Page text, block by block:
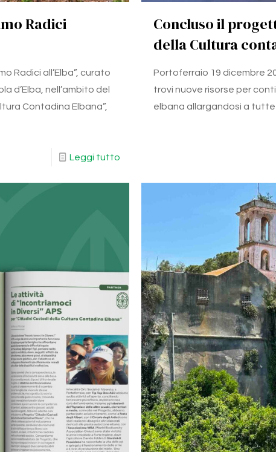
Radici
Radici all’Elba”, curato
d’Elba, nell’ambito del
Contadina Elbana”,
Leggi tutto
Concluso il
della Cultura
Portoferraio 19 dicembre
trovi nuove risorse per
elbana allargandosi a tutte